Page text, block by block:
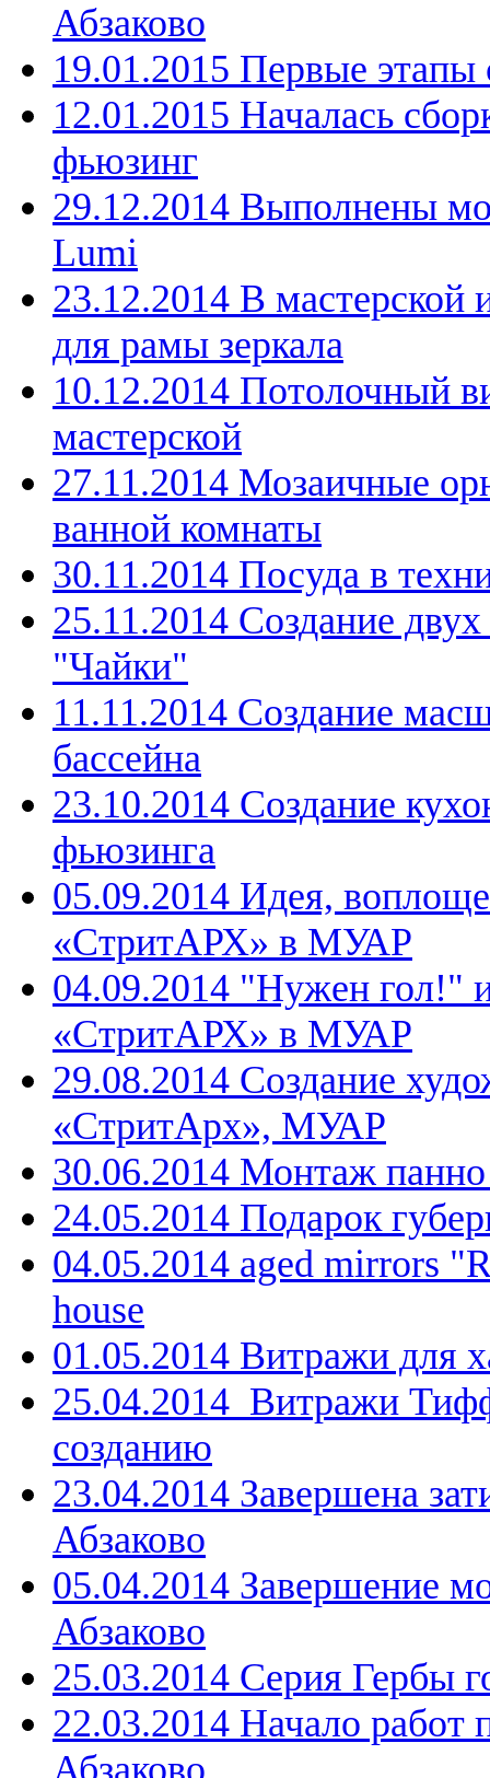
Абзаково
19.01.2015 Первые
12.01.2015 Началась
фьюзинг
29.12.2014 Выполнены
Lumi
23.12.2014 В мастерской
для рамы зеркала
10.12.2014 Потолочный
мастерской
27.11.2014 Мозаичные
ванной комнаты
30.11.2014 Посуда в
25.11.2014 Создание
"Чайки"
11.11.2014 Создание
бассейна
23.10.2014 Создание
фьюзинга
05.09.2014 Идея,
«СтритАРХ» в МУАР
04.09.2014 "Нужен гол!"
«СтритАРХ» в МУАР
29.08.2014 Создание
«СтритАрх», МУАР
30.06.2014 Монтаж
24.05.2014 Подарок
04.05.2014 aged mirrors
house
01.05.2014 Витражи для
25.04.2014 Витражи
созданию
23.04.2014 Завершена
Абзаково
05.04.2014 Завершение
Абзаково
25.03.2014 Серия Гербы
22.03.2014 Начало работ
Абзаково